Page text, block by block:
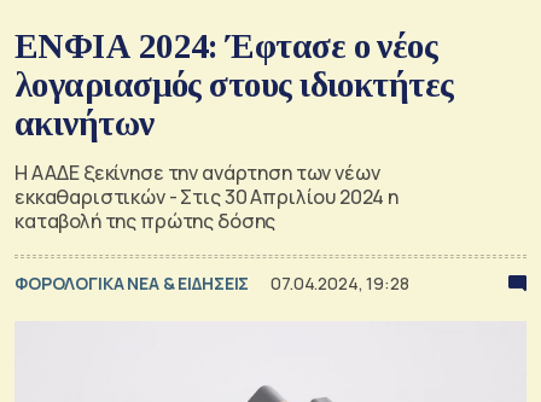
ΕΝΦΙΑ 2024: Έφτασε ο νέος
λογαριασμός στους ιδιοκτήτες
ακινήτων
Η ΑΑΔΕ ξεκίνησε την ανάρτηση των νέων
εκκαθαριστικών - Στις 30 Απριλίου 2024 η
καταβολή της πρώτης δόσης
ΦΟΡΟΛΟΓΙΚΑ ΝΕΑ & EΙΔΗΣΕΙΣ 07.04.2024, 19:28